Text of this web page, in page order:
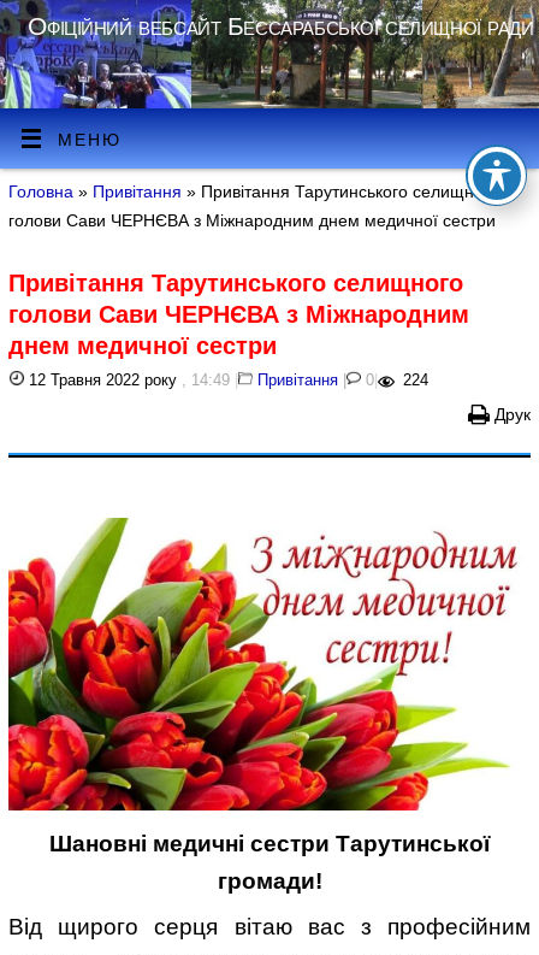
Офіційний вебсайт Бессарабської селищної ради
МЕНЮ
Головна » Привітання » Привітання Тарутинського селищного
голови Сави ЧЕРНЄВА з Міжнародним днем медичної сестри
Привітання Тарутинського селищного
голови Сави ЧЕРНЄВА з Міжнародним
днем медичної сестри
12 Травня 2022 року , 14:49 | Привітання | 0 | 224
Друк
Шановні медичні сестри Тарутинської
громади!
Від щирого серця вітаю вас з професійним